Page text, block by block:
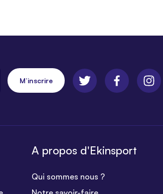
M’inscrire
A propos d'Ekinsport
Qui sommes nous ?